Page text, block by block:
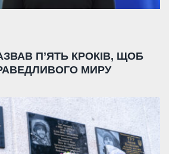
П’ЯТЬ КРОКІВ, ЩОБ
МИРУ